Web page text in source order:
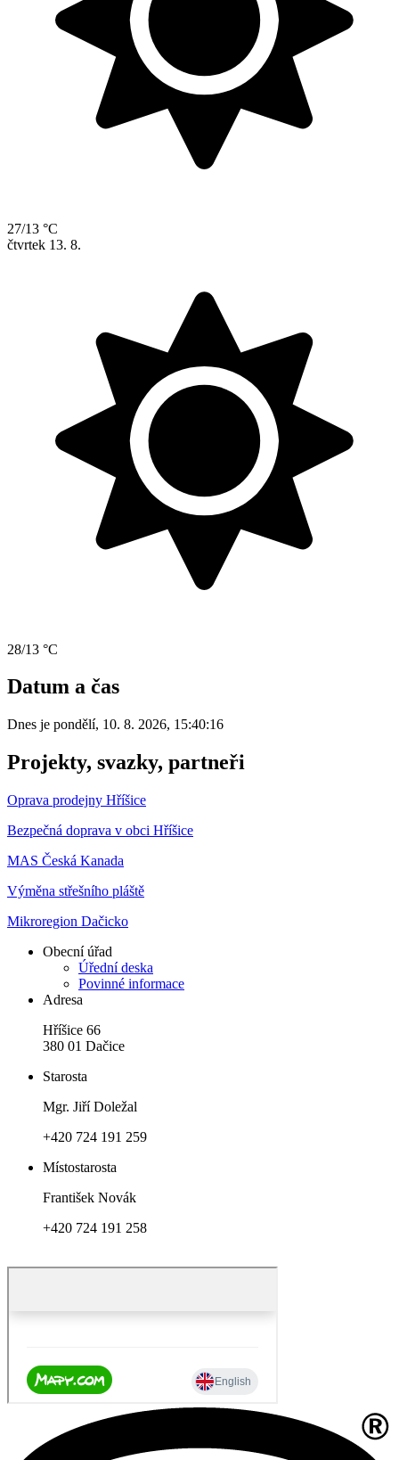
27/13 °C
čtvrtek 13. 8.
28/13 °C
Datum a čas
Dnes je pondělí, 10. 8. 2026, 15:40:16
Projekty, svazky, partneři
Oprava prodejny Hříšice
Bezpečná doprava v obci Hříšice
MAS Česká Kanada
Výměna střešního pláště
Mikroregion Dačicko
Obecní úřad
Úřední deska
Povinné informace
Adresa
Hříšice 66
380 01 Dačice
Starosta
Mgr. Jiří Doležal
+420 724 191 259
Místostarosta
František Novák
+420 724 191 258